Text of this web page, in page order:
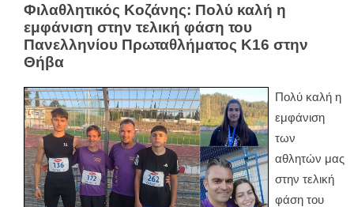
Φιλαθλητικός Κοζάνης: Πολύ καλή η
εμφάνιση στην τελική φάση του
Πανελληνίου Πρωταθλήματος Κ16 στην
Θήβα
Πολύ καλή η
εμφάνιση
των
αθλητών μας
στην τελική
φάση του